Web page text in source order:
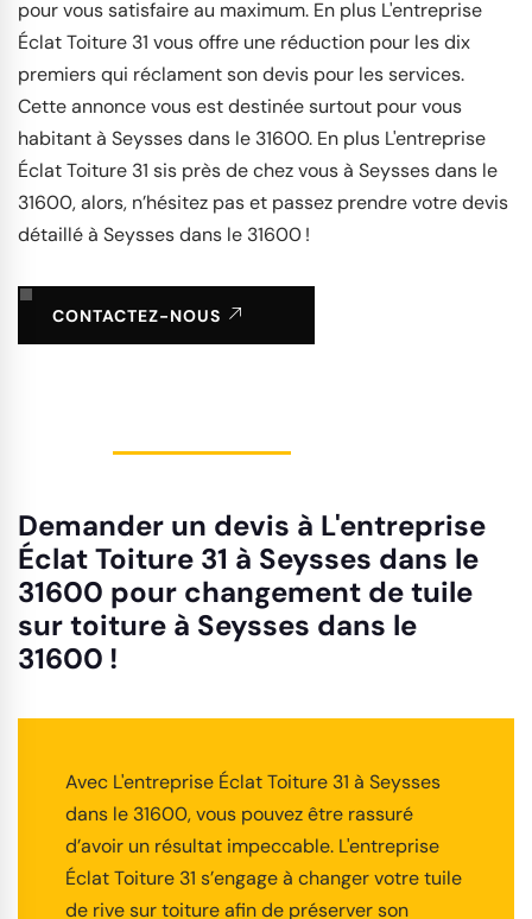
pour vous satisfaire au maximum. En plus L'entreprise
Éclat Toiture 31 vous offre une réduction pour les dix
premiers qui réclament son devis pour les services.
Cette annonce vous est destinée surtout pour vous
habitant à Seysses dans le 31600. En plus L'entreprise
Éclat Toiture 31 sis près de chez vous à Seysses dans le
31600, alors, n’hésitez pas et passez prendre votre devis
détaillé à Seysses dans le 31600 !
CONTACTEZ-NOUS
Demander un devis à L'entreprise
Éclat Toiture 31 à Seysses dans le
31600 pour changement de tuile
sur toiture à Seysses dans le
31600 !
Avec L'entreprise Éclat Toiture 31 à Seysses
dans le 31600, vous pouvez être rassuré
d’avoir un résultat impeccable. L'entreprise
Éclat Toiture 31 s’engage à changer votre tuile
de rive sur toiture afin de préserver son